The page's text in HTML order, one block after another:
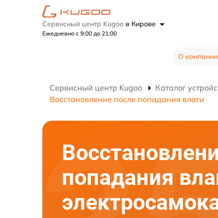
Сервисный центр Kugoo в Кирове
Ежедневно с 9:00 до 21:00
О компании
Сервисный центр Kugoo
Каталог
Восстановление после попадания влаги
попадания